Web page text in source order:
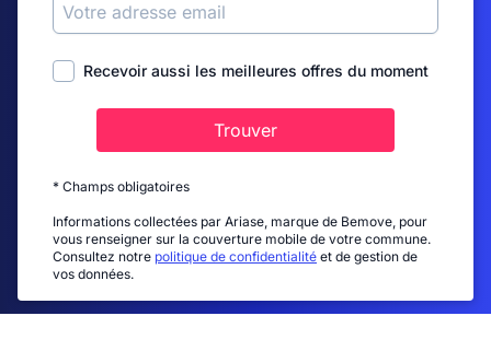
Recevoir aussi les meilleures offres du moment
Trouver
* Champs obligatoires
Informations collectées par Ariase, marque de Bemove, pour
vous renseigner sur la couverture mobile de votre commune.
Consultez notre politique de confidentialité et de gestion de
vos données.